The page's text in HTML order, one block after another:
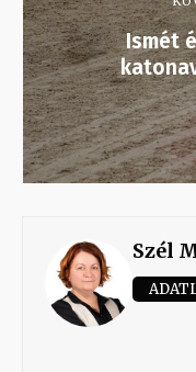
Ismét
Szél